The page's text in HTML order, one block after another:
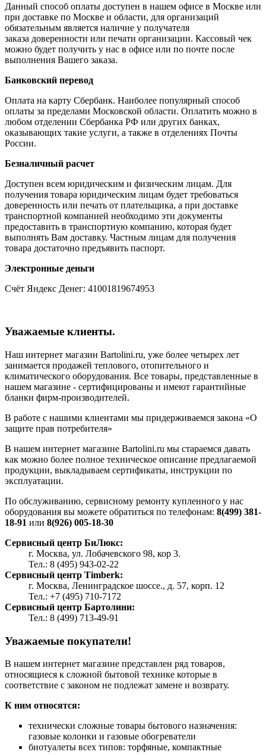
Данный способ оплаты доступен в нашем офисе в Москве или
при доставке по Москве и области, для организаций
обязательным является наличие у получателя
заказа доверенности или печати организации. Кассовый чек
можно будет получить у нас в офисе или по почте после
выполнения Вашего заказа.
Банковский перевод
Оплата на карту Сбербанк. Наиболее популярный способ
оплаты за пределами Московской области. Оплатить можно в
любом отделении Сбербанка РФ или других банках,
оказывающих такие услуги, а также в отделениях Почты
России.
Безналичный расчет
Доступен всем юридическим и физическим лицам. Для
получения товара юридическим лицам будет требоваться
доверенность или печать от плательщика, а при доставке
транспортной компанией необходимо эти документы
предоставить в транспортную компанию, которая будет
выполнять Вам доставку. Частным лицам для получения
товара достаточно предъявить паспорт.
Электронные деньги
Счёт Яндекс Денег: 41001819674953
Уважаемые клиенты.
Наш интернет магазин Bartolini.ru, уже более четырех лет
занимается продажей теплового, отопительного и
климатического оборудования. Все товары, представленные в
нашем магазине - сертифицированы и имеют гарантийные
бланки фирм-производителей.
В работе с нашими клиентами мы придерживаемся закона «О
защите прав потребителя»
В нашем интернет магазине Bartolini.ru мы стараемся давать
как можно более полное техническое описание предлагаемой
продукции, выкладываем сертификаты, инструкции по
эксплуатации.
По обслуживанию, сервисному ремонту купленного у нас
оборудования вы можете обратиться по телефонам: 8(499) 381-
18-91 или 8(926) 005-18-30
Сервисный центр БиЛюкс:
г. Москва, ул. Лобачевского 98, кор 3.
Тел.: 8 (495) 943-02-22
Сервисный центр Timberk:
г. Москва, Ленинградское шоссе., д. 57, корп. 12
Тел.: +7 (495) 710-7172
Сервисный центр Бартолини:
Тел.: 8 (499) 713-49-91
Уважаемые покупатели!
В нашем интернет магазине представлен ряд товаров,
относящиеся к сложной бытовой технике которые в
соответствие с законом не подлежат замене и возврату.
К ним относятся:
технически сложные товары бытового назначения:
газовые колонки и газовые обогреватели
биотуалеты всех типов: торфяные, компактные